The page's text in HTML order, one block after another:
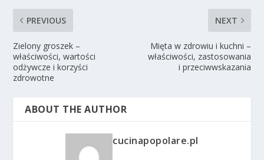
PREVIOUS
Zielony groszek –
właściwości, wartości
odżywcze i korzyści
zdrowotne
NEXT
Mięta w zdrowiu i kuchni –
właściwości, zastosowania
i przeciwwskazania
ABOUT THE AUTHOR
cucinapopolare.pl